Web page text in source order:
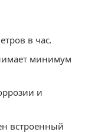
в час.
минимум
и
встроенный